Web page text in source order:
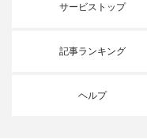
サービストップ
記事ランキング
ヘルプ